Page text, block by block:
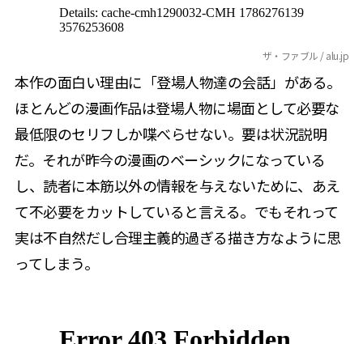
ザ・ファブル / alu.jp
本作の面白い理由に「登場人物達の会話」がある。
ほとんどの漫画作品は登場人物に場面として必要な
最低限のセリフしか喋べらせない。要は状況説明
だ。それが昨今の漫画のベーシックになっている
し、読者に本筋以外の情報を与えないために、あえ
て不必要をカットしていると言える。でもそれって
実は不自然だし合理主義的過ぎる描き方なように思
ってしまう。